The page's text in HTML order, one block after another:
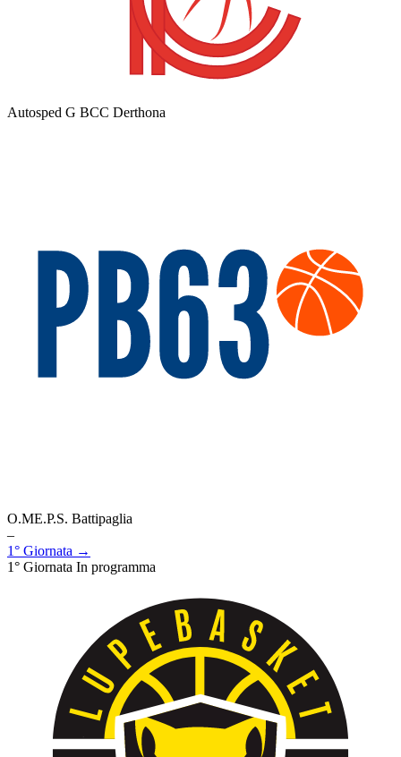
Autosped G BCC Derthona
O.ME.P.S. Battipaglia
–
1° Giornata →
1° Giornata In programma